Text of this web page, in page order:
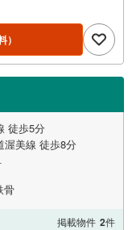
）
徒歩5分
渥美線 徒歩8分
骨
掲載物件 2件